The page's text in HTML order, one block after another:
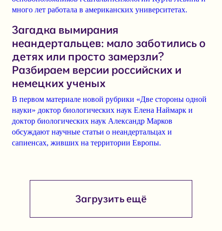
много лет работала в американских университетах.
Загадка вымирания
неандертальцев: мало заботились о
детях или просто замерзли?
Разбираем версии российских и
немецких ученых
В первом материале новой рубрики «Две стороны одной
науки» доктор биологических наук Елена Наймарк и
доктор биологических наук Александр Марков
обсуждают научные статьи о неандертальцах и
сапиенсах, живших на территории Европы.
Загрузить ещё